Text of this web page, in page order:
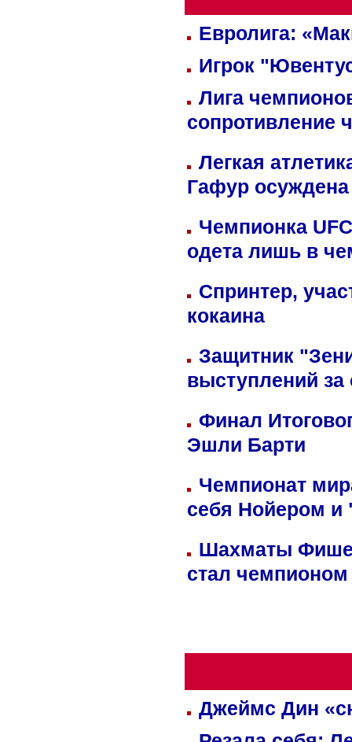
Евролига:
Игрок
Лига
сопротивление
Легкая
Гафур осуждена
Чемпионка
одета лишь в
Спринтер,
кокаина
Защитник
выступлений
Финал
Эшли Барти
Чемпионат
себя Нойером и
Шахматы
стал
Джеймс Дин